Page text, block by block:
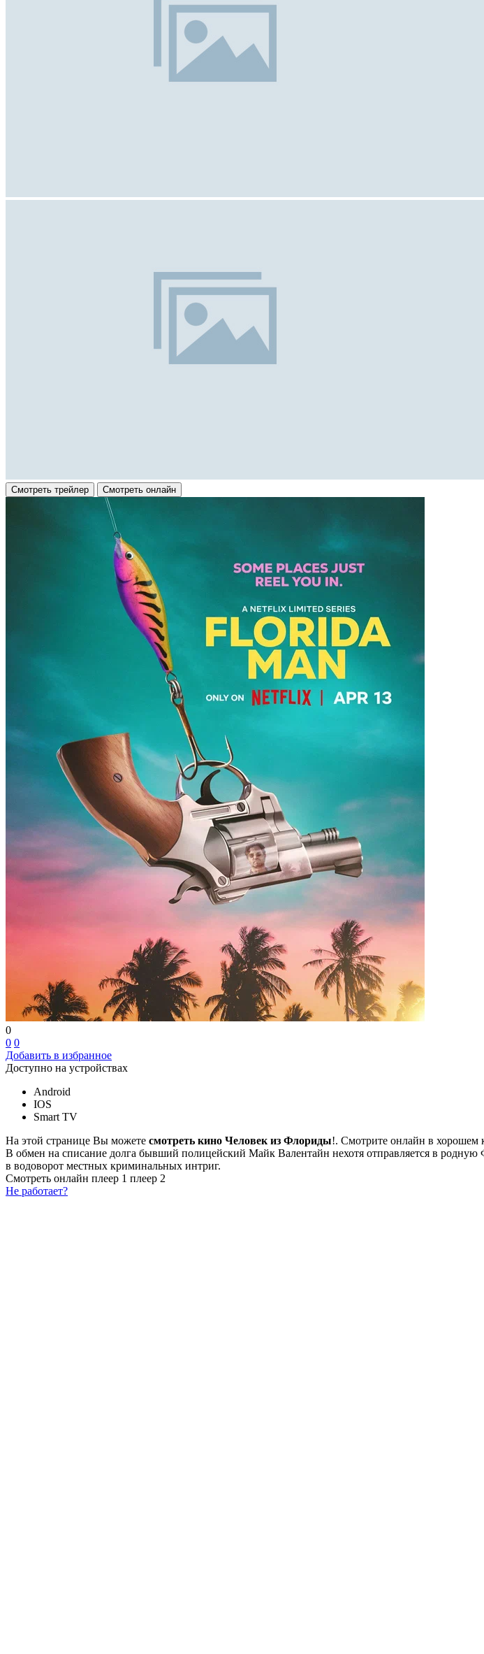
Смотреть трейлер Смотреть онлайн
0
0 0
Добавить в избранное
Доступно на устройствах
Android
IOS
Smart TV
На этой странице Вы можете смотреть кино Человек из Флориды!. Смотрите онлайн в хорошем
В обмен на списание долга бывший полицейский Майк Валентайн нехотя отправляется в
в водоворот местных криминальных интриг.
Смотреть онлайн плеер 1 плеер 2
Не работает?